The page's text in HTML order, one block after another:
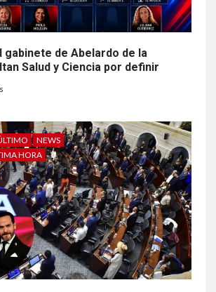
gabinete de Abelardo de la
Salud y Ciencia por definir
NEWS
HORA